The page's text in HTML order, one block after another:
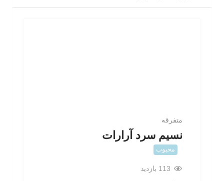
متفرقه
نسیم سرد آرارات
محبوب
113 بازدید